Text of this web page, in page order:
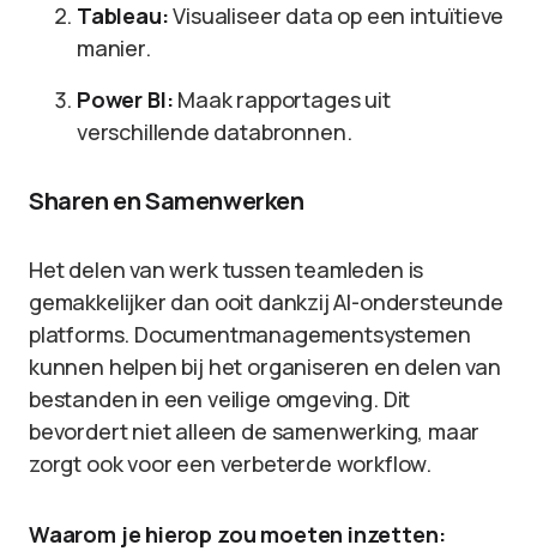
Tableau:Visualiseer data op een intuïtieve
manier.
Power BI: Maak rapportages uit
verschillende databronnen.
Sharen en Samenwerken
Het delen van werk tussen teamleden is
gemakkelijker dan ooit dankzij AI-ondersteunde
platforms. Documentmanagementsystemen
kunnen helpen bij het organiseren en delen van
bestanden in een veilige omgeving. Dit
bevordert niet alleen de samenwerking, maar
zorgt ook voor een verbeterde workflow.
Waarom je hierop zou moeten inzetten: